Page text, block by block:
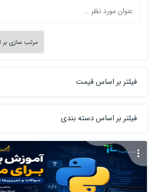
فیلتر بر اساس قیمت
فیلتر بر اساس دسته بندی